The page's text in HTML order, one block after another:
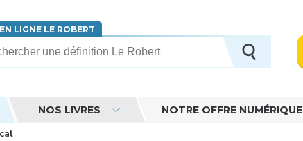
LIGNE LE ROBERT
NOS LIVRES NOTRE OFFRE NUMÉRIQUE